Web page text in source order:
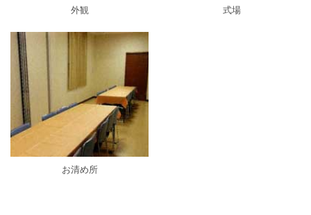
外観 式場
お清め所